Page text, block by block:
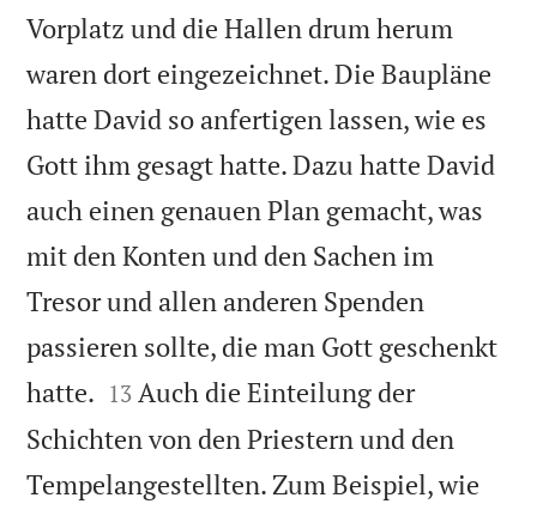
Vorplatz und die Hallen drum herum
waren dort eingezeichnet. Die Baupläne
hatte David so anfertigen lassen, wie es
Gott ihm gesagt hatte. Dazu hatte David
auch einen genauen Plan gemacht, was
mit den Konten und den Sachen im
Tresor und allen anderen Spenden
passieren sollte, die man Gott geschenkt
hatte. 

13 Auch die Einteilung der
Schichten von den Priestern und den
Tempelangestellten. Zum Beispiel, wie